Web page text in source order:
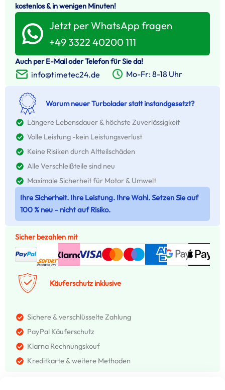
kostenlos & in wenigen Minuten!
Jetzt per WhatsApp fragen
+49 3322 40200 111
Auch per E-Mail oder Telefon für Sie da!
info@timetec24.de Mo-Fr: 8-18 Uhr
Warum neuer Turbolader statt instandgesetzt?
Längere Lebensdauer & höchste Zuverlässigkeit
Volle Leistung -kein Leistungsverlust
Keine Risiken durch Altteilschäden
Alle Verschleißteile sind neu
Maximale Sicherheit für Motor & Umwelt
Ihre Sicherheit. Ihre Leistung. Ihre Wahl. Setzen Sie auf
100 % neu – nicht auf Risiko.
Sicher bezahlen mit
Käuferschutz inklusive
Sichere & verschlüsselte Zahlung
PayPal Käuferschutz
Klarna Rechnungskouf
Kreditkarte & weitere Methoden